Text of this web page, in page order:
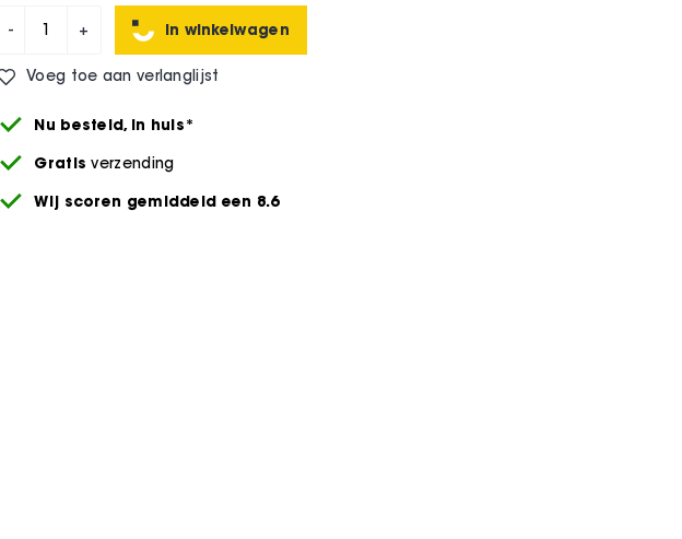
- + In winkelwagen
Voeg toe aan verlanglijst
Nu besteld, in huis*
Gratis verzending
Wij scoren gemiddeld een 8.6